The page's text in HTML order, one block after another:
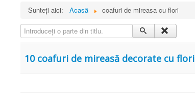
Sunteți aici: Acasă
coafuri de mireasa cu flori
Introduceți o parte din titlu.
10 coafuri de mireasă decorate cu flori